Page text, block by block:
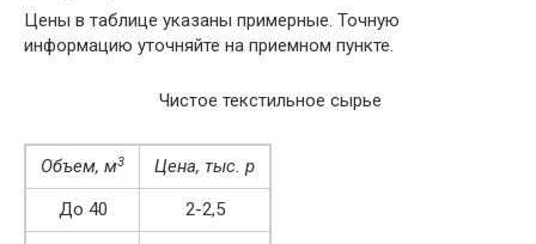
Цены в таблице указаны примерные. Точную
информацию уточняйте на приемном пункте.
Чистое текстильное сырье
Объем, м3
Цена, тыс. р
До 40
2-2,5